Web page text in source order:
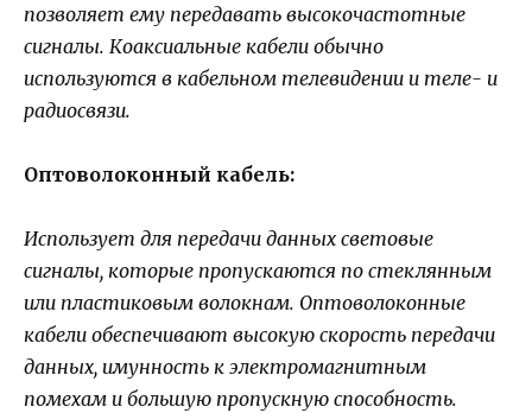
позволяет ему передавать высокочастотные
сигналы. Коаксиальные кабели обычно
используются в кабельном телевидении и теле- и
радиосвязи.
Оптоволоконный кабель:
Использует для передачи данных световые
сигналы, которые пропускаются по стеклянным
или пластиковым волокнам. Оптоволоконные
кабели обеспечивают высокую скорость передачи
данных, имунность к электромагнитным
помехам и большую пропускную способность.